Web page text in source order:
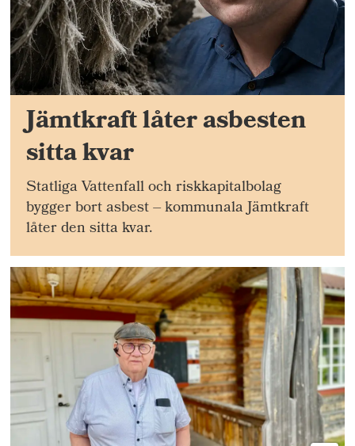
Jämtkraft låter asbesten
sitta kvar
Statliga Vattenfall och riskkapitalbolag
bygger bort asbest – kommunala Jämtkraft
låter den sitta kvar.